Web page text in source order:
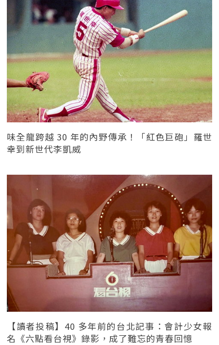
味全龍跨越 30 年的內野傳承！「紅色巨砲」羅世
幸到新世代李凱威
【讀者投稿】40 多年前的台北記事：會計少女報
名《六點看台視》錄影，成了難忘的青春回憶